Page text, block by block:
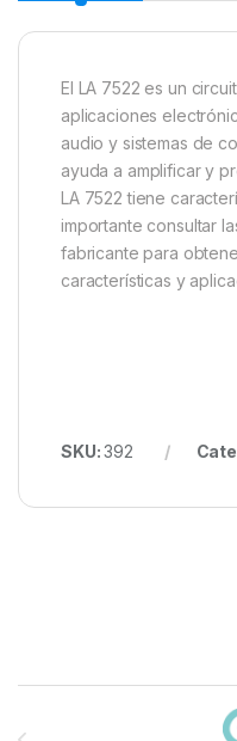
El LA 7522 es un
aplicaciones
audio y sistemas de
ayuda a amplificar y
LA 7522 tiene
importante consultar
fabricante para
características y
SKU:392
Carrusel de